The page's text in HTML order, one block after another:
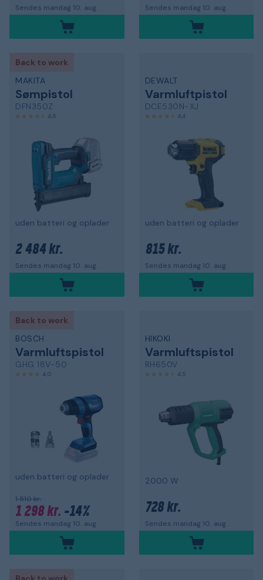
Sendes mandag 10. aug. Sendes mandag 10. aug.
Back to work
MAKITA
Sømpistol
DFN350Z
4,6
uden batteri og oplader
2 484 kr.
Sendes mandag 10. aug.
DEWALT
Varmluftpistol
DCE530N-XJ
4,4
uden batteri og oplader
815 kr.
Sendes mandag 10. aug.
Back to work
BOSCH
Varmluftspistol
GHG 18V-50
4,0
uden batteri og oplader
1 510 kr.
1 298 kr. -14%
Sendes mandag 10. aug.
HIKOKI
Varmluftspistol
RH650V
4,5
2000 W
728 kr.
Sendes mandag 10. aug.